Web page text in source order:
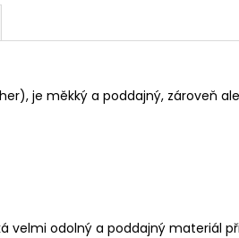
je měkký a poddajný, zároveň
velmi odolný a poddajný materiál